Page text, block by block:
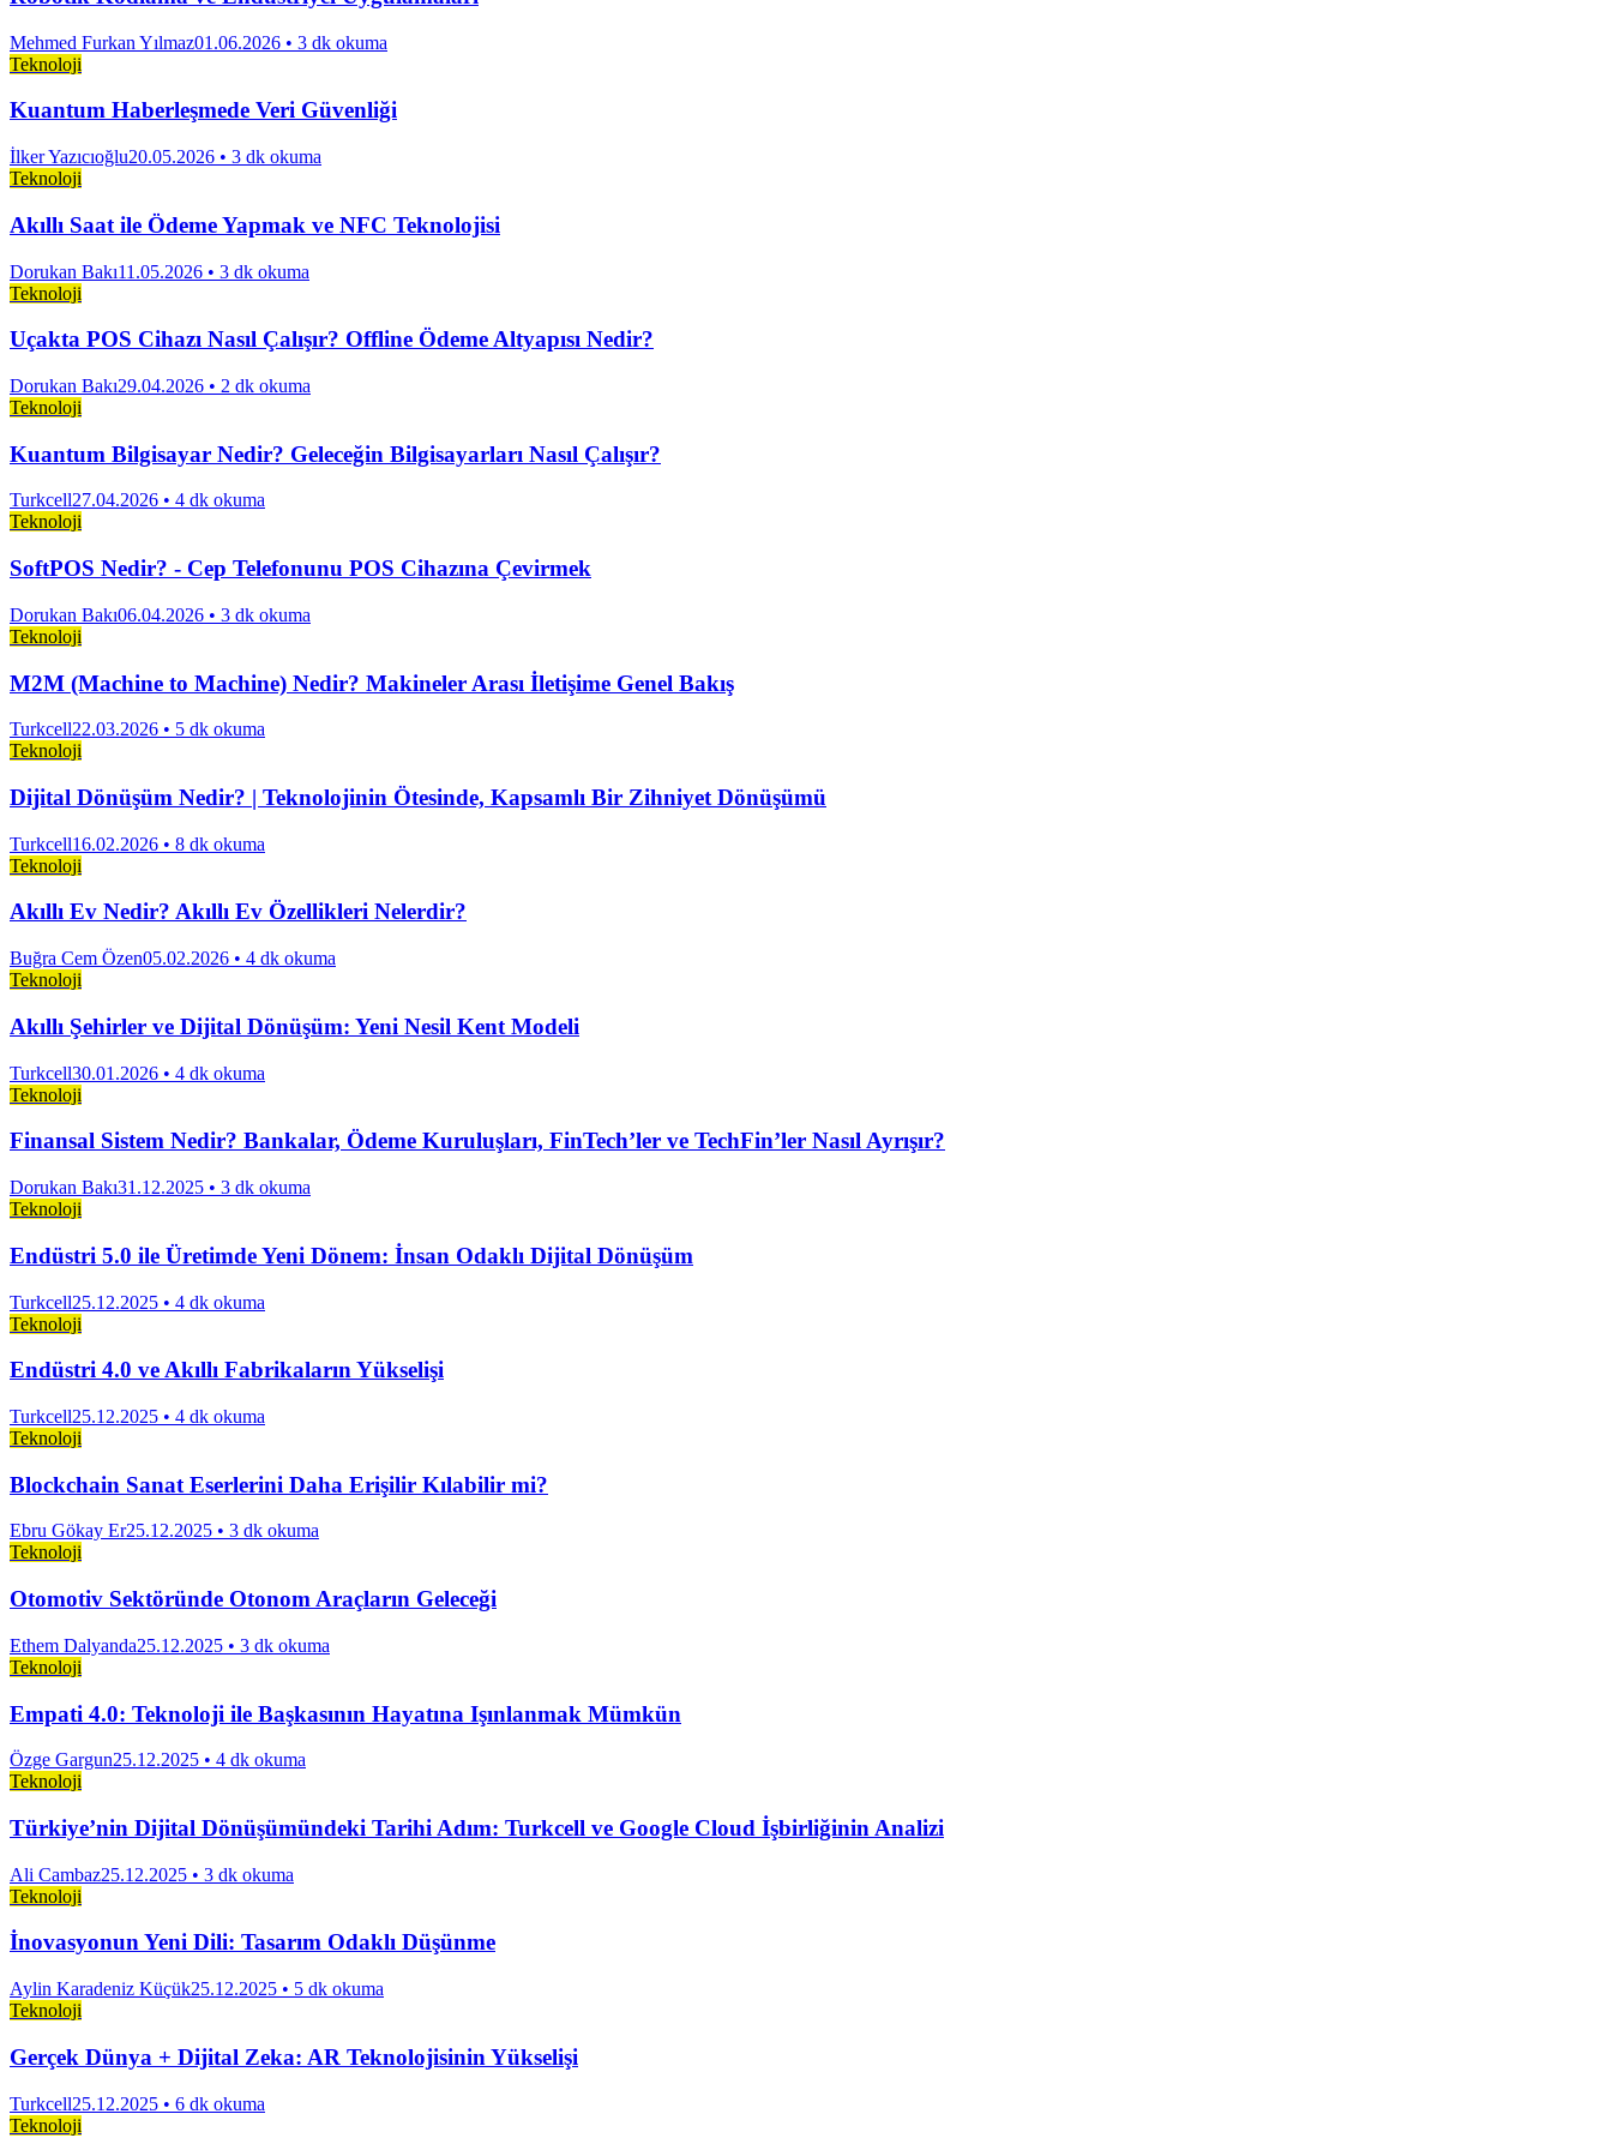
Mehmed Furkan Yılmaz01.06.2026 • 3 dk okuma
Teknoloji
Kuantum Haberleşmede Veri Güvenliği
İlker Yazıcıoğlu20.05.2026 • 3 dk okuma
Teknoloji
Akıllı Saat ile Ödeme Yapmak ve NFC Teknolojisi
Dorukan Bakı11.05.2026 • 3 dk okuma
Teknoloji
Uçakta POS Cihazı Nasıl Çalışır? Offline Ödeme Altyapısı Nedir?
Dorukan Bakı29.04.2026 • 2 dk okuma
Teknoloji
Kuantum Bilgisayar Nedir? Geleceğin Bilgisayarları Nasıl Çalışır?
Turkcell27.04.2026 • 4 dk okuma
Teknoloji
SoftPOS Nedir? - Cep Telefonunu POS Cihazına Çevirmek
Dorukan Bakı06.04.2026 • 3 dk okuma
Teknoloji
M2M (Machine to Machine) Nedir? Makineler Arası İletişime Genel Bakış
Turkcell22.03.2026 • 5 dk okuma
Teknoloji
Dijital Dönüşüm Nedir? | Teknolojinin Ötesinde, Kapsamlı Bir Zihniyet Dönüşümü
Turkcell16.02.2026 • 8 dk okuma
Teknoloji
Akıllı Ev Nedir? Akıllı Ev Özellikleri Nelerdir?
Buğra Cem Özen05.02.2026 • 4 dk okuma
Teknoloji
Akıllı Şehirler ve Dijital Dönüşüm: Yeni Nesil Kent Modeli
Turkcell30.01.2026 • 4 dk okuma
Teknoloji
Finansal Sistem Nedir? Bankalar, Ödeme Kuruluşları, FinTech’ler ve TechFin’ler Nasıl Ayrışır?
Dorukan Bakı31.12.2025 • 3 dk okuma
Teknoloji
Endüstri 5.0 ile Üretimde Yeni Dönem: İnsan Odaklı Dijital Dönüşüm
Turkcell25.12.2025 • 4 dk okuma
Teknoloji
Endüstri 4.0 ve Akıllı Fabrikaların Yükselişi
Turkcell25.12.2025 • 4 dk okuma
Teknoloji
Blockchain Sanat Eserlerini Daha Erişilir Kılabilir mi?
Ebru Gökay Er25.12.2025 • 3 dk okuma
Teknoloji
Otomotiv Sektöründe Otonom Araçların Geleceği
Ethem Dalyanda25.12.2025 • 3 dk okuma
Teknoloji
Empati 4.0: Teknoloji ile Başkasının Hayatına Işınlanmak Mümkün
Özge Gargun25.12.2025 • 4 dk okuma
Teknoloji
Türkiye’nin Dijital Dönüşümündeki Tarihi Adım: Turkcell ve Google Cloud İşbirliğinin Analizi
Ali Cambaz25.12.2025 • 3 dk okuma
Teknoloji
İnovasyonun Yeni Dili: Tasarım Odaklı Düşünme
Aylin Karadeniz Küçük25.12.2025 • 5 dk okuma
Teknoloji
Gerçek Dünya + Dijital Zeka: AR Teknolojisinin Yükselişi
Turkcell25.12.2025 • 6 dk okuma
Teknoloji